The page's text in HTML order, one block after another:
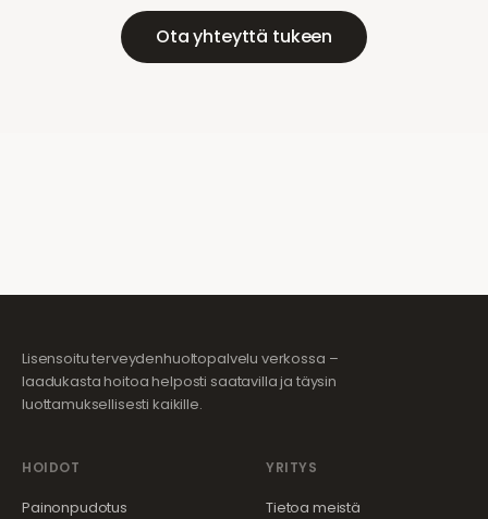
Ota yhteyttä tukeen
Lisensoitu terveydenhuoltopalvelu verkossa –
laadukasta hoitoa helposti saatavilla ja täysin
luottamuksellisesti kaikille.
HOIDOT
Painonpudotus
YRITYS
Tietoa meistä